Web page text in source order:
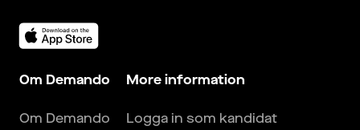
Om Demando
Om Demando
More information
Logga in som kandidat